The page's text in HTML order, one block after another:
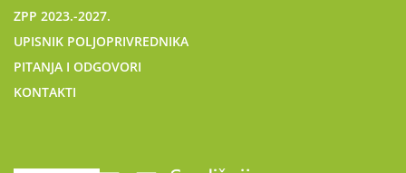
ZPP 2023.-2027.
UPISNIK POLJOPRIVREDNIKA
PITANJA I ODGOVORI
KONTAKTI